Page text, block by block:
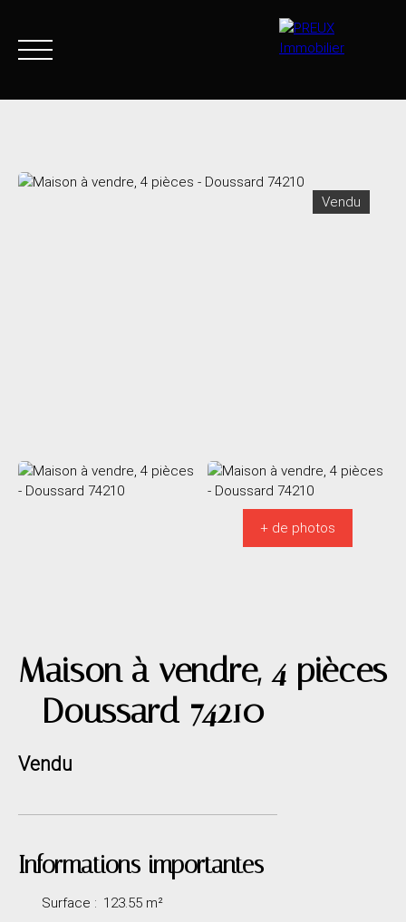
Vendu
+ de photos
Maison à vendre, 4 pièces
- Doussard 74210
Vendu
Informations importantes
Surface : 123.55 m²